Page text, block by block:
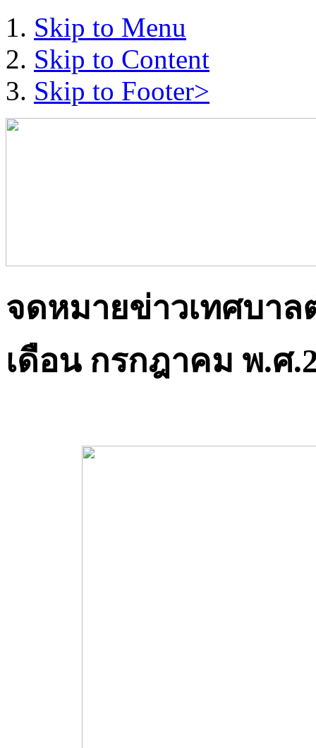
Skip to Menu
Skip to Content
Skip to Footer>
จดหมายข่าวเทศบา
เดือน กรกฎาคม พ.ศ